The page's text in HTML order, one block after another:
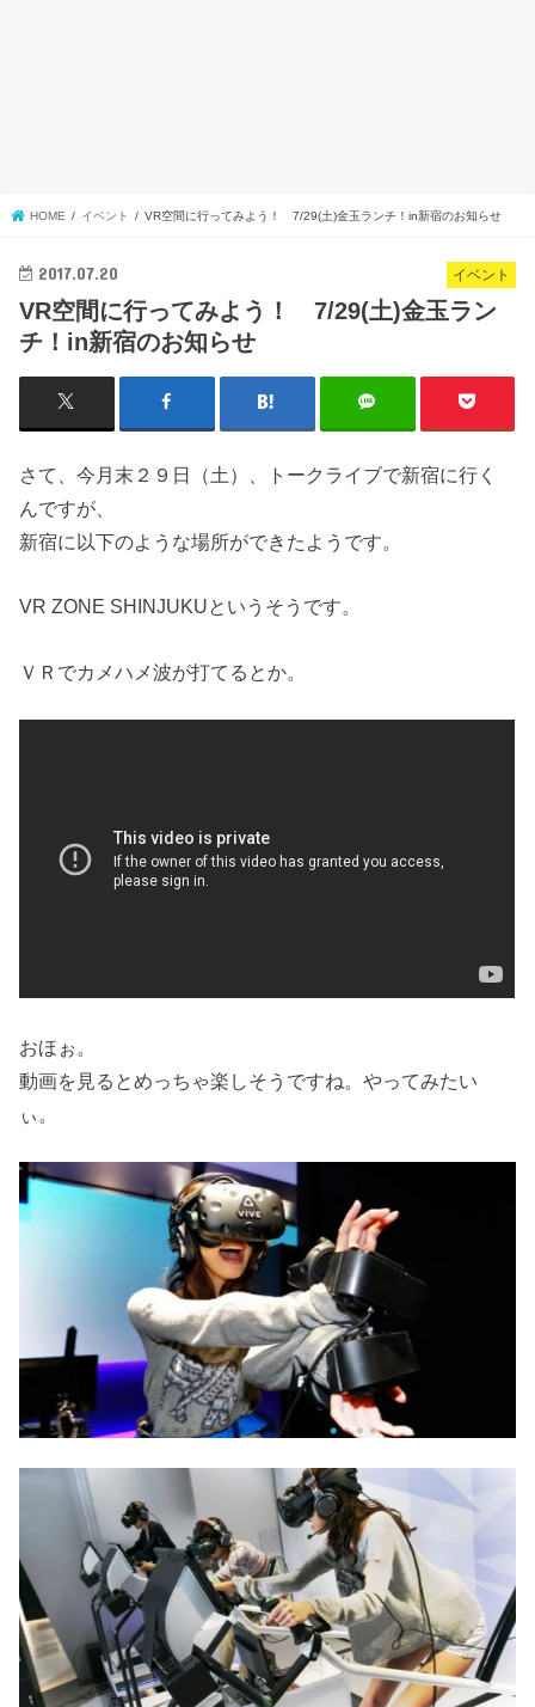
HOME イベント VR空間に行ってみよう！ 7/29(土)金玉ランチ！in新宿のお知らせ
イベント
2017.07.20
VR空間に行ってみよう！ 7/29(土)金玉ラン
チ！in新宿のお知らせ
さて、今月末２９日（土）、トークライブで新宿に行く
んですが、
新宿に以下のような場所ができたようです。
VR ZONE SHINJUKUというそうです。
ＶＲでカメハメ波が打てるとか。
おほぉ。
動画を見るとめっちゃ楽しそうですね。やってみたい
ぃ。